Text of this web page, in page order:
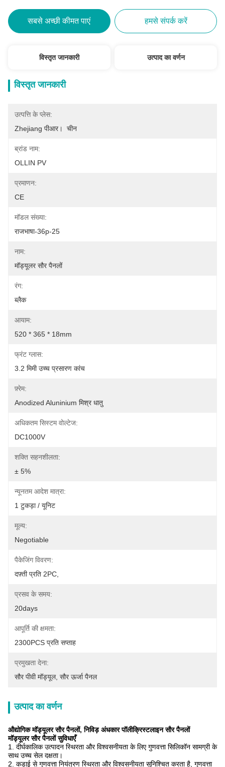
सबसे अच्छी कीमत पाएं हमसे संपर्क करें
विस्तृत जानकारी उत्पाद का वर्णन
विस्तृत जानकारी
उत्पत्ति के प्लेस:
Zhejiang पीआर।  चीन
ब्रांड नाम:
OLLIN PV
प्रमाणन:
CE
मॉडल संख्या:
राजभाषा-36p-25
नाम:
मॉड्यूलर सौर पैनलों
रंग:
ब्लैक
आयाम:
520 * 365 * 18mm
फ्रंट ग्लास:
3.2 मिमी उच्च प्रसारण कांच
फ़्रेम:
Anodized Aluninium मिश्र धातु
अधिकतम सिस्टम वोल्टेज:
DC1000V
शक्ति सहनशीलता:
± 5%
न्यूनतम आदेश मात्रा:
1 टुकड़ा / यूनिट
मूल्य:
Negotiable
पैकेजिंग विवरण:
दफ़्ती प्रति 2PC,
प्रसव के समय:
20days
आपूर्ति की क्षमता:
2300PCS प्रति सप्ताह
प्रमुखता देना:
सौर पीवी मॉड्यूल, सौर ऊर्जा पैनल
उत्पाद का वर्णन
औद्योगिक मॉड्यूलर सौर पैनलों, निविड़ अंधकार पॉलीक्रिस्टलाइन सौर पैनलों
मॉड्यूलर सौर पैनलों सुविधाएँ
1. दीर्घकालिक उत्पादन स्थिरता और विश्वसनीयता के लिए गुणवत्ता सिलिकॉन सामग्री के
साथ उच्च सेल दक्षता।
2. कड़ाई से गुणवत्ता नियंत्रण स्थिरता और विश्वसनीयता सुनिश्चित करता है, गुणवत्ता